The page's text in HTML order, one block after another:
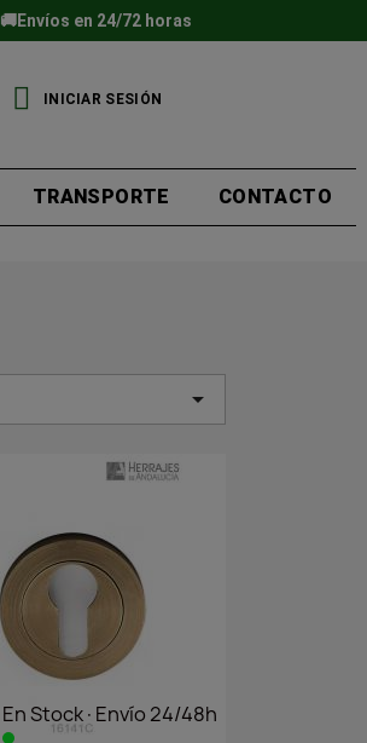
🚚Envíos en 24/72 horas
INICIAR SESIÓN
TRANSPORTE CONTACTO

En Stock·Envío 24/48h